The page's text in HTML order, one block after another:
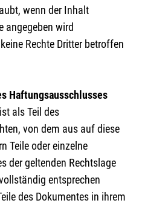
wenn der Inhalt
angegeben wird
Rechte Dritter betroffen
Haftungsausschlusses
als Teil des
von dem aus auf diese
Teile oder einzelne
der geltenden Rechtslage
entsprechen
des Dokumentes in ihrem